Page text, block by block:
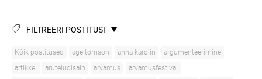
FILTREERI POSTITUSI
Kõik postitused age tomson anna karolin
argumenteerimine
artikkel
aruteludisain arvamus
arvamusfestival